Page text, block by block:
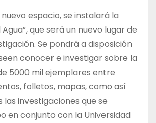
espacio, se instalará la
que será un nuevo lugar de
Se pondrá a disposición
conocer e investigar sobre la
5000 mil ejemplares entre
folletos, mapas, como así
investigaciones que se
en conjunto con la Universidad